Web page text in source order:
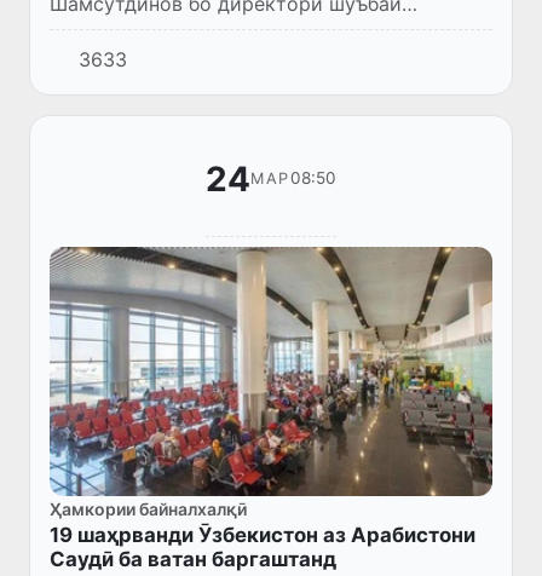
Вазорати корҳои хориҷии Арабистони Саудӣ
дар шаҳри Ҷидда Фарид бин Саъад аш-
Шаҳрӣ мулоқот анҷом дод.
3633
24МАР08:50
Ҳамкории байналхалқӣ
19 шаҳрванди Ӯзбекистон аз Арабистони
Саудӣ ба ватан баргаштанд